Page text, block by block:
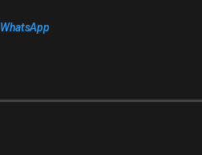
WhatsApp